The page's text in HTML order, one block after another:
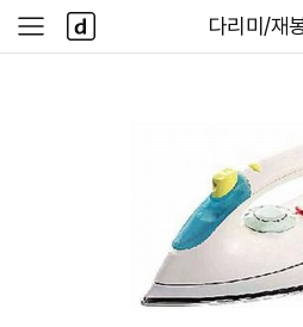
다나와
다리미/재
사
이
다
나
와